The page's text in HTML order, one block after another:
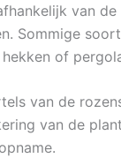
van
Sommige
of
van de
van de